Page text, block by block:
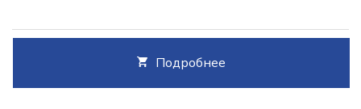
Подробнее